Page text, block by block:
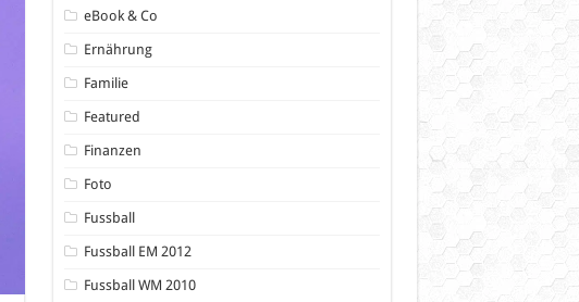
eBook & Co
Ernährung
Familie
Featured
Finanzen
Foto
Fussball
Fussball EM 2012
Fussball WM 2010